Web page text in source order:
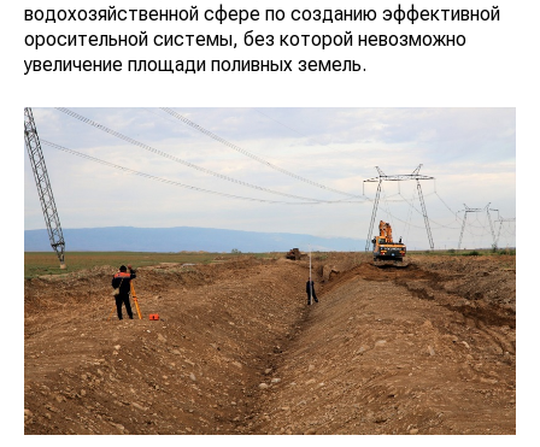
водохозяйственной сфере по созданию эффективной
оросительной системы, без которой невозможно
увеличение площади поливных земель.